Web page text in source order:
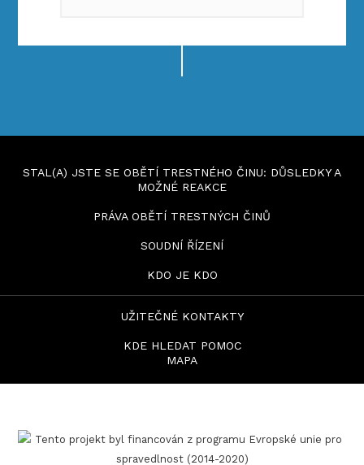
STAL(A) JSTE SE OBĚTÍ TRESTNÉHO ČINU: DŮSLEDKY A
MOŽNÉ REAKCE
PRÁVA OBĚTÍ TRESTNÝCH ČINŮ
SOUDNÍ ŘÍZENÍ
KDO JE KDO
UŽITEČNÉ KONTAKTY
KDE HLEDAT POMOC
MAPA